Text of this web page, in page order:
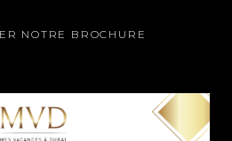
NOTRE BROCHURE